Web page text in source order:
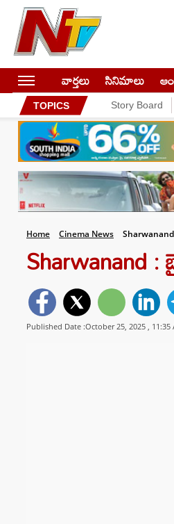
వార్తలు సినిమాలు
TOPICS Story Board
Home Cinema News
Published Date :October 25, 2025 , 11:35